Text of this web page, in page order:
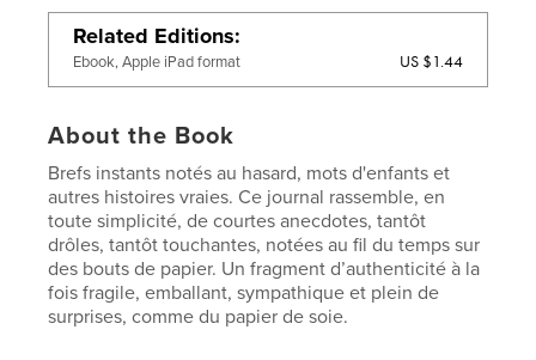
Related Editions
Ebook, Apple iPad format US $1.44
About the Book
Brefs instants notés au hasard, mots d'enfants et
autres histoires vraies. Ce journal rassemble, en
toute simplicité, de courtes anecdotes, tantôt
drôles, tantôt touchantes, notées au fil du temps sur
des bouts de papier. Un fragment d’authenticité à la
fois fragile, emballant, sympathique et plein de
surprises, comme du papier de soie.